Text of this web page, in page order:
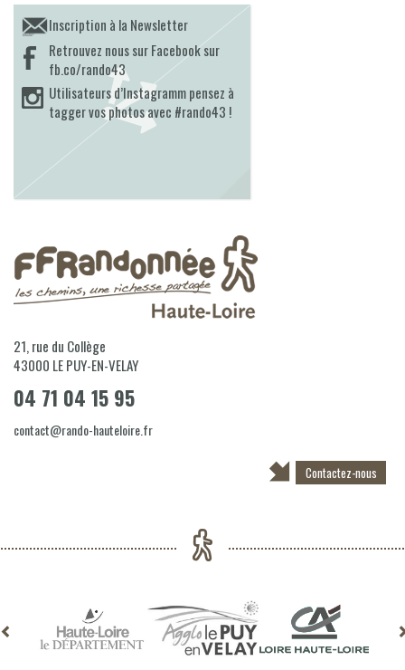
Inscription à la Newsletter
Retrouvez nous sur Facebook sur
fb.co/rando43
Utilisateurs d’Instagramm pensez à
tagger vos photos avec #rando43 !
21, rue du Collège
43000 LE PUY-EN-VELAY
04 71 04 15 95
contact@rando-hauteloire.fr
Contactez-nous